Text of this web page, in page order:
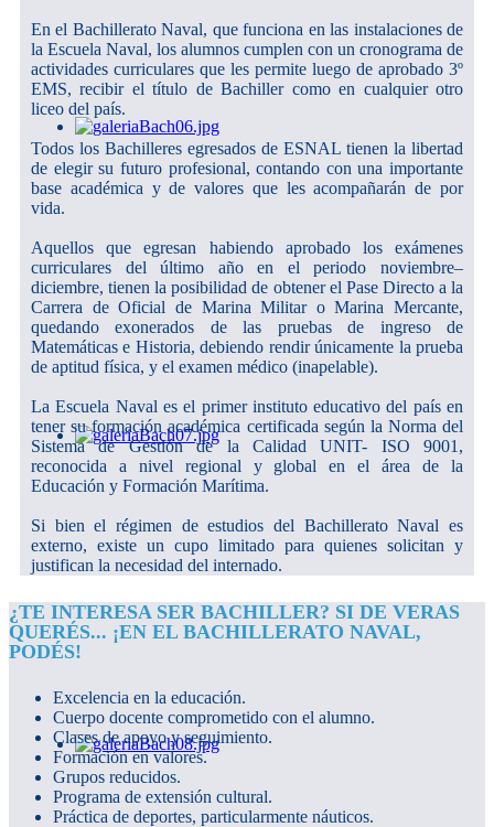
En el Bachillerato Naval, que funciona en las instalaciones de
la Escuela Naval, los alumnos cumplen con un cronograma de
actividades curriculares que les permite luego de aprobado 3º
EMS, recibir el título de Bachiller como en cualquier otro
liceo del país.
Todos los Bachilleres egresados de ESNAL tienen la libertad
de elegir su futuro profesional, contando con una importante
base académica y de valores que les acompañarán de por
vida.
Aquellos que egresan habiendo aprobado los exámenes
curriculares del último año en el periodo noviembre–
diciembre, tienen la posibilidad de obtener el Pase Directo a la
Carrera de Oficial de Marina Militar o Marina Mercante,
quedando exonerados de las pruebas de ingreso de
Matemáticas e Historia, debiendo rendir únicamente la prueba
de aptitud física, y el examen médico (inapelable).
La Escuela Naval es el primer instituto educativo del país en
tener su formación académica certificada según la Norma del
Sistema de Gestión de la Calidad UNIT- ISO 9001,
reconocida a nivel regional y global en el área de la
Educación y Formación Marítima.
Si bien el régimen de estudios del Bachillerato Naval es
externo, existe un cupo limitado para quienes solicitan y
justifican la necesidad del internado.
¿TE INTERESA SER BACHILLER? SI DE VERAS
QUERÉS... ¡EN EL BACHILLERATO NAVAL,
PODÉS!
Excelencia en la educación.
Cuerpo docente comprometido con el alumno.
Clases de apoyo y seguimiento.
Formación en valores.
Grupos reducidos.
Programa de extensión cultural.
Práctica de deportes, particularmente náuticos.